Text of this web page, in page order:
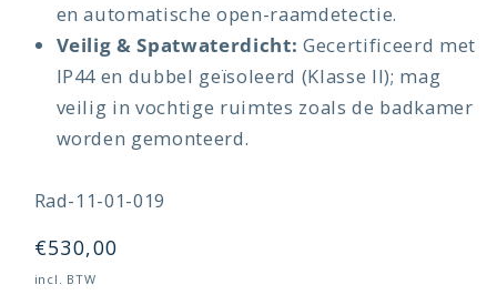
en automatische open-raamdetectie.
Veilig & Spatwaterdicht: Gecertificeerd met
IP44 en dubbel geïsoleerd (Klasse II); mag
veilig in vochtige ruimtes zoals de badkamer
worden gemonteerd.
SKU:
Rad-11-01-019
Normale
prijs
€530,00
incl. BTW